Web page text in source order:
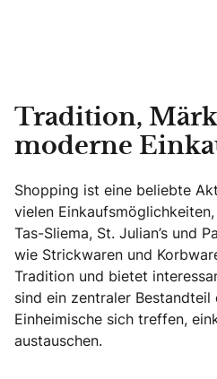
Tradition,
moderne
Shopping ist eine beliebte
vielen
Tas-Sliema, St. Julian’s und
wie Strickwaren und
Tradition und bietet
sind ein zentraler
Einheimische sich treffen,
austauschen.